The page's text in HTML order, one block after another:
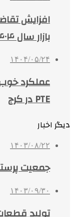
افزایش
بازار سال ۱۴۰۴
۱۴۰۴/۰۵/۲۴
عملکرد
PTE در کرج
دیگر اخبار
۱۴۰۳/۰۸/۲۲
جمعیت
۱۴۰۳/۰۹/۳۰
تولید